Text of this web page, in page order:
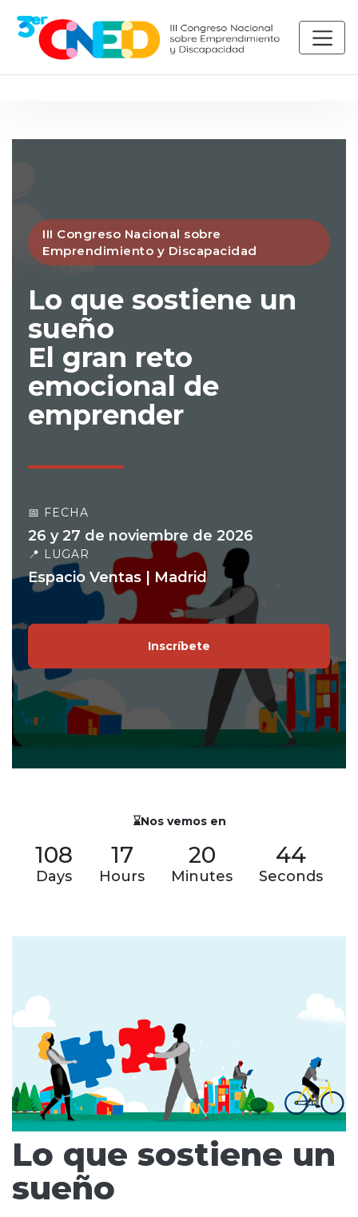
III Congreso Nacional sobre
Emprendimiento y Discapacidad
Lo que sostiene un
sueño
El gran reto
emocional de
emprender
📅 FECHA
26 y 27 de noviembre de 2026
📍 LUGAR
Espacio Ventas | Madrid
Inscríbete
⌛Nos vemos en
108
Days
17
Hours
20
Minutes
43
Seconds
Lo que sostiene un
sueño